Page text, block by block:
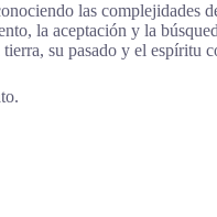
las
la aceptación y la
su pasado y el espíritu